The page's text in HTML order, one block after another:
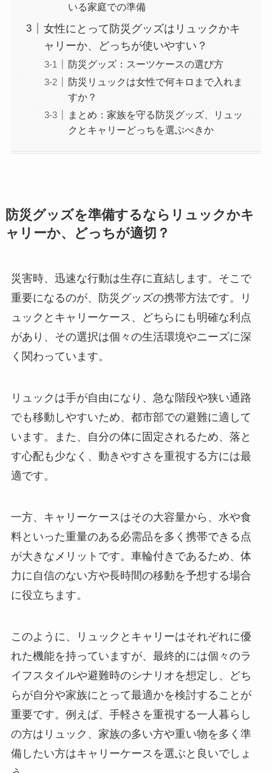
いる家庭での準備
女性にとって防災グッズはリュックかキ
ャリーか、どっちが使いやすい？
防災グッズ：スーツケースの選び方
防災リュックは女性で何キロまで入れま
すか？
まとめ：家族を守る防災グッズ、リュッ
クとキャリーどっちを選ぶべきか
防災グッズを準備するならリュックかキ
ャリーか、どっちが適切？
災害時、迅速な行動は生存に直結します。そこで
重要になるのが、防災グッズの携帯方法です。リ
ュックとキャリーケース、どちらにも明確な利点
があり、その選択は個々の生活環境やニーズに深
く関わっています。
リュックは手が自由になり、急な階段や狭い通路
でも移動しやすいため、都市部での避難に適して
います。また、自分の体に固定されるため、落と
す心配も少なく、動きやすさを重視する方には最
適です。
一方、キャリーケースはその大容量から、水や食
料といった重量のある必需品を多く携帯できる点
が大きなメリットです。車輪付きであるため、体
力に自信のない方や長時間の移動を予想する場合
に役立ちます。
このように、リュックとキャリーはそれぞれに優
れた機能を持っていますが、最終的には個々のラ
イフスタイルや避難時のシナリオを想定し、どち
らが自分や家族にとって最適かを検討することが
重要です。例えば、手軽さを重視する一人暮らし
の方はリュック、家族の多い方や重い物を多く準
備したい方はキャリーケースを選ぶと良いでしょ